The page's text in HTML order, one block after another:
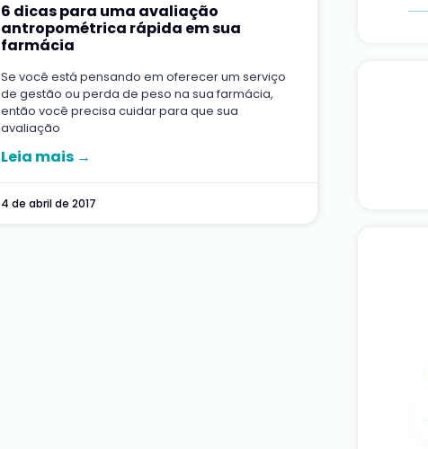
6 dicas para uma avaliação
antropométrica rápida em sua
farmácia
Se você está pensando em oferecer um serviço
de gestão ou perda de peso na sua farmácia,
então você precisa cuidar para que sua
avaliação
Leia mais →
4 de abril de 2017